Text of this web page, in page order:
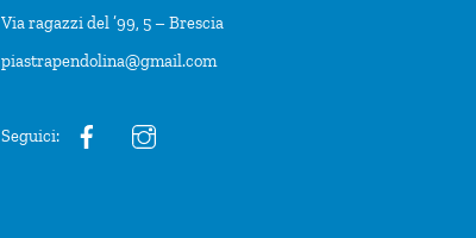
Via ragazzi del ’99, 5 – Brescia
piastrapendolina@gmail.com
Seguici: